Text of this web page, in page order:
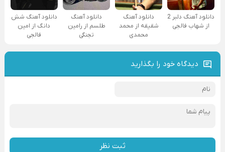
دانلود آهنگ دلبر 2
از شهاب فالجی
دانلود آهنگ
شقیقه از محمد
محمدی
دانلود آهنگ
طلسم از رامین
تجنگی
دانلود آهنگ شش
دانگ از امین
فالجی
دیدگاه خود را بگذارید
ثبت نظر